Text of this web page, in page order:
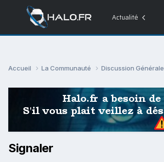
Actualité
Accueil La Communauté Discussion Générale
Signaler